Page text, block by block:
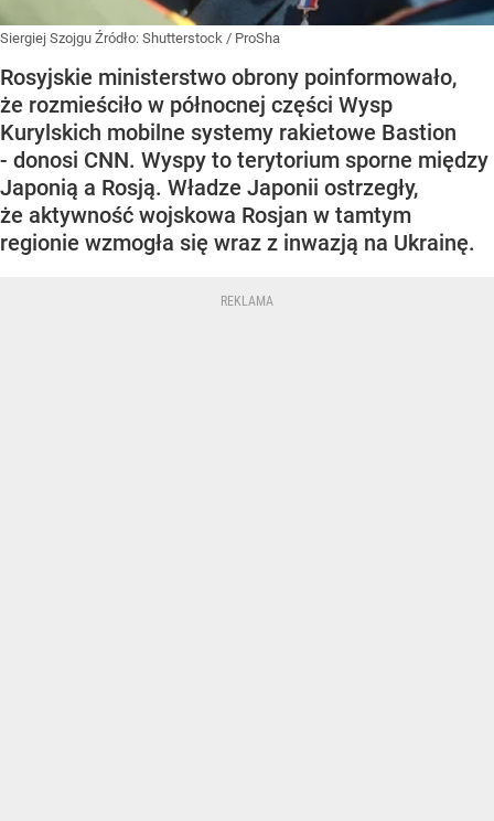
Siergiej Szojgu Źródło: Shutterstock / ProSha
Rosyjskie ministerstwo obrony poinformowało,
że rozmieściło w północnej części Wysp
Kurylskich mobilne systemy rakietowe Bastion
- donosi CNN. Wyspy to terytorium sporne między
Japonią a Rosją. Władze Japonii ostrzegły,
że aktywność wojskowa Rosjan w tamtym
regionie wzmogła się wraz z inwazją na Ukrainę.